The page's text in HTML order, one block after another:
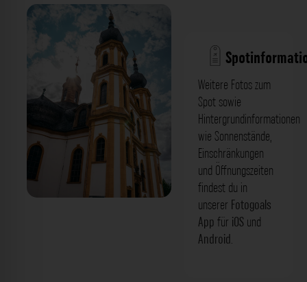
Weitere Fotos zum
Spot sowie
Hintergrundinformationen
wie Sonnenstände,
Einschränkungen
und Öffnungszeiten
findest du in
unserer Fotogoals
App für iOS und
Android.